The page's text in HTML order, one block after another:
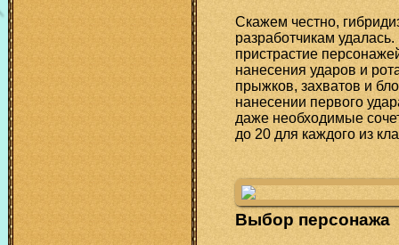
Скажем честно,
разработчикам
пристрастие
нанесения ударов и
прыжков, захватов и
нанесении первого
даже необходимые
до 20 для каждого из
Выбор персонажа